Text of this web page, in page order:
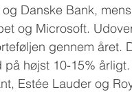
Danske Bank,
og Microsoft.
gennem
højst 10-15%
Estée Lauder og